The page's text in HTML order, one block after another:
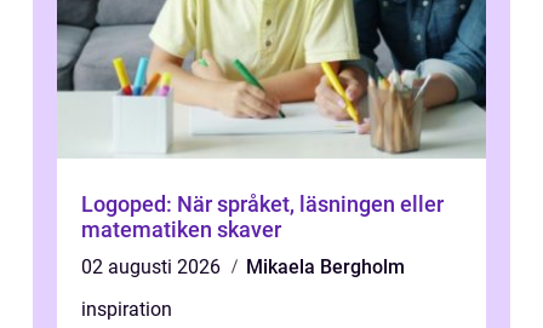
Logoped: När språket, läsningen eller
matematiken skaver
02 augusti 2026
Mikaela Bergholm
inspiration